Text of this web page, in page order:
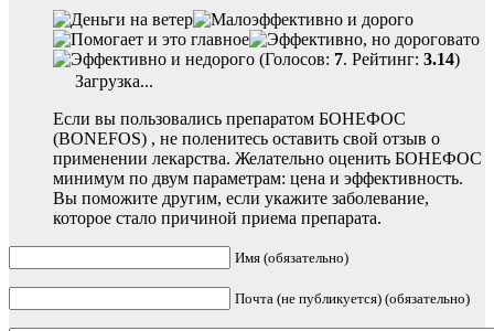
(Голосов: 7. Рейтинг: 3.14)
Загрузка...
Если вы пользовались препаратом БОНЕФОС
(BONEFOS) , не поленитесь оставить свой отзыв о
применении лекарства. Желательно оценить БОНЕФОС
минимум по двум параметрам: цена и эффективность.
Вы поможите другим, если укажите заболевание,
которое стало причиной приема препарата.
Имя (обязательно)
Почта (не публикуется) (обязательно)